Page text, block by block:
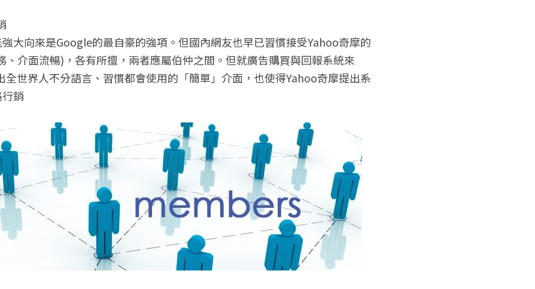
大向來是Google的最自豪的強項。但國內網友也早已習慣接受Yahoo奇摩的
、介面流暢)，各有所擅，兩者應屬伯仲之間。但就廣告購買與回報系統來
世界人不分語言、習慣都會使用的「簡單」介面，也使得Yahoo奇摩提出系
銷